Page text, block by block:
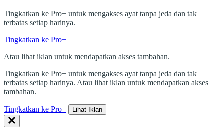
Tingkatkan ke Pro+ untuk mengakses ayat tanpa jeda dan tak
terbatas setiap harinya.
Tingkatkan ke Pro+
Atau lihat iklan untuk mendapatkan akses tambahan.
Tingkatkan ke Pro+ untuk mengakses ayat tanpa jeda dan tak
terbatas setiap harinya. Atau lihat iklan untuk mendapatkan akses
tambahan.
Tingkatkan ke Pro+ Lihat Iklan